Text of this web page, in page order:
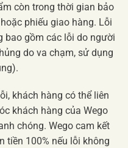
còn trong thời gian bảo
phiếu giao hàng. Lỗi
bao gồm các lỗi do người
do va chạm, sử dụng
khách hàng có thể liên
khách hàng của Wego
chóng. Wego cam kết
tiền 100% nếu lỗi không